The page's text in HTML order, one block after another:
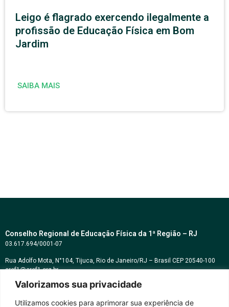
Valorizamos sua privacidade
Utilizamos cookies para aprimorar sua experiência de
Leigo é flagrado exercendo ilegalmente a
profissão de Educação Física em Bom
Jardim
SAIBA MAIS
Conselho Regional de Educação Física da 1ª Região – RJ
03.617.694/0001-07
Rua Adolfo Mota, N°104, Tijuca, Rio de Janeiro/RJ – Brasil CEP 20540-100
cref1@cref1.org.br
Assessoria de comunicação: